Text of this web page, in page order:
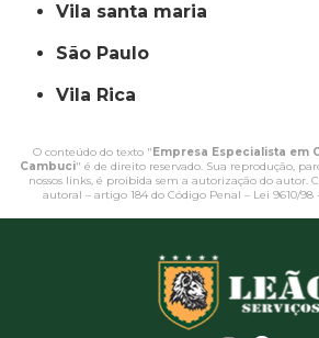
vila santa maria
São Paulo
Vila Rica
O conteúdo do texto " Empresa Especialista em
Cambuci" é de direito reservado. Sua reprodução,
nossos links, é proibida sem a autorização do autor.
autoral – artigo 184 do Código Penal – Lei 9610/